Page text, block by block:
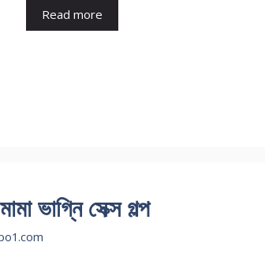
Read more
সেক্স গল্প